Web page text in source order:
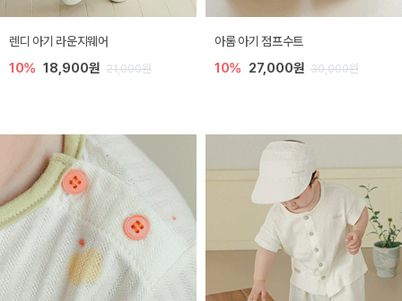
렌디 아기 라운지웨어
10% 18,900원 21,000원
아롬 아기 점프수트
10% 27,000원 30,000원